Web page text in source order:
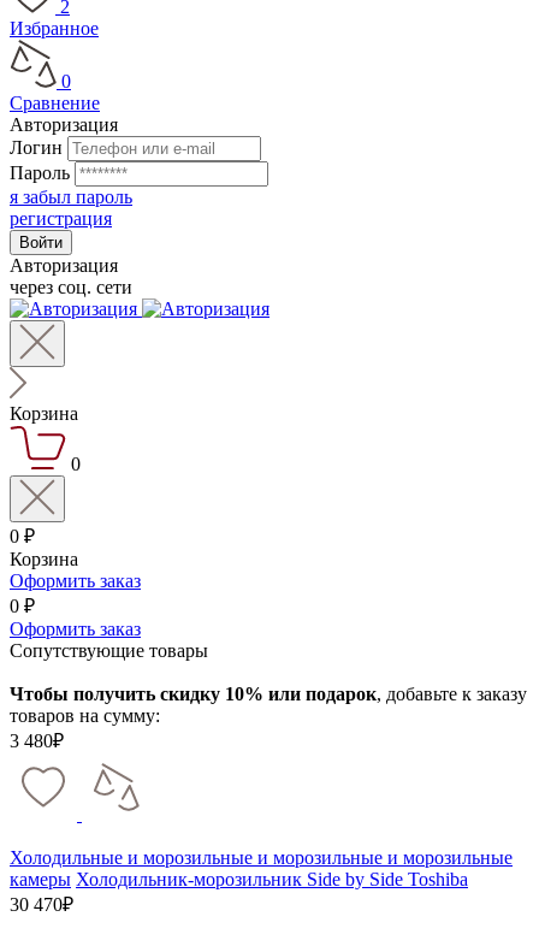
2
Избранное
0
Сравнение
Авторизация
Логин
Пароль
я забыл пароль
регистрация
Авторизация
через соц. сети
Корзина
0
0 ₽
Корзина
Оформить заказ
0 ₽
Оформить заказ
Сопутствующие товары
Чтобы получить скидку 10% или подарок, добавьте к заказу
товаров на сумму:
3 480₽
Холодильные и морозильные и морозильные и морозильные
камеры Холодильник-морозильник Side by Side Toshiba
30 470₽